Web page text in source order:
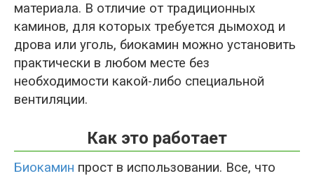
материала. В отличие от традиционных
каминов, для которых требуется дымоход и
дрова или уголь, биокамин можно установить
практически в любом месте без
необходимости какой-либо специальной
вентиляции.
Как это работает
Биокамин прост в использовании. Все, что